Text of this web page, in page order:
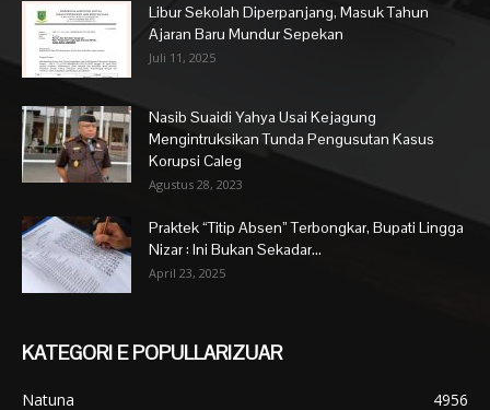
Libur Sekolah Diperpanjang, Masuk Tahun
Ajaran Baru Mundur Sepekan
Juli 11, 2025
Nasib Suaidi Yahya Usai Kejagung
Mengintruksikan Tunda Pengusutan Kasus
Korupsi Caleg
Agustus 28, 2023
Praktek “Titip Absen” Terbongkar, Bupati Lingga
Nizar : Ini Bukan Sekadar...
April 23, 2025
KATEGORI E POPULLARIZUAR
Natuna
4956